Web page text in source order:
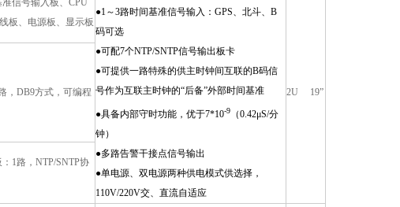
信号输入板、CPU
板、电源板、显示板
●1～3路时间基准信号输入：GPS、北斗、B
码可选
●可配7个NTP/SNTP信号输出板卡
●可提供一路特殊的供主时钟间互联的B码信
号作为互联主时钟的“后备”外部时间基准
●具备内部守时功能，优于7*10-9（0.42μS/分
钟）
●多路告警干接点信号输出
●单电源、双电源两种供电模式供选择，
110V/220V交、直流自适应
2U 19”
，DB9方式，可编程
1路，NTP/SNTP协